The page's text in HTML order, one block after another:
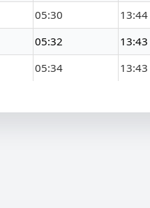
05:30 13:44
05:32 13:43
05:34 13:43